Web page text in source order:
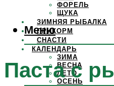
ФОРЕЛЬ
ЩУКА
ЗИМНЯЯ РЫБАЛКА
ПРИКОРМ
СНАСТИ
КАЛЕНДАРЬ
ЗИМА
ВЕСНА
ЛЕТО
ОСЕНЬ
Меню
Паста с